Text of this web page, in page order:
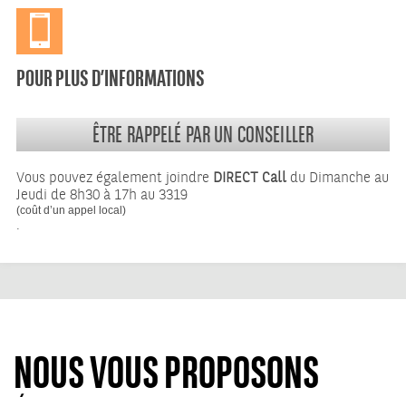
POUR PLUS D’INFORMATIONS
ÊTRE RAPPELÉ PAR UN CONSEILLER
Vous pouvez également joindre DIRECT Call du Dimanche au
Jeudi de 8h30 à 17h au 3319
(coût d’un appel local)
.
NOUS VOUS PROPOSONS